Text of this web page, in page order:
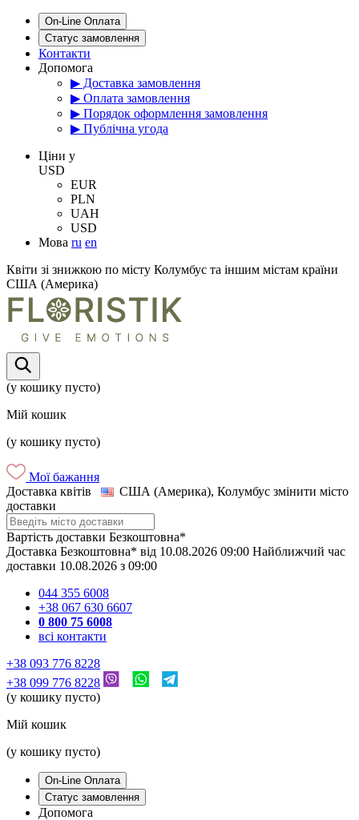
On-Line Оплата
Статус замовлення
Контакти
Допомога
▶ Доставка замовлення
▶ Оплата замовлення
▶ Порядок оформлення замовлення
▶ Публічна угода
Цiни у
USD
EUR
PLN
UAH
USD
Мова ru en
Квіти зі знижкою по місту Колумбус та іншим містам країни
США (Америка)
(у кошику пусто)
Мій кошик
(у кошику пусто)
Мої бажання
Доставка квітів
США (Америка), Колумбус змінити місто
доставки
Вартість доставки Безкоштовна*
Доставка Безкоштовна* від 10.08.2026 09:00 Найближчий час
доставки 10.08.2026 з 09:00
044 355 6008
+38 067 630 6607
0 800 75 6008
всі контакти
+38 093 776 8228
+38 099 776 8228
(у кошику пусто)
Мій кошик
(у кошику пусто)
On-Line Оплата
Статус замовлення
Допомога